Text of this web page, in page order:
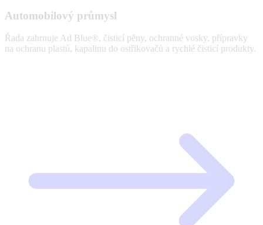
Automobilový průmysl
Řada zahrnuje Ad Blue®, čisticí pěny, ochranné vosky, přípravky
na ochranu plastů, kapalinu do ostřikovačů a rychlé čisticí produkty.